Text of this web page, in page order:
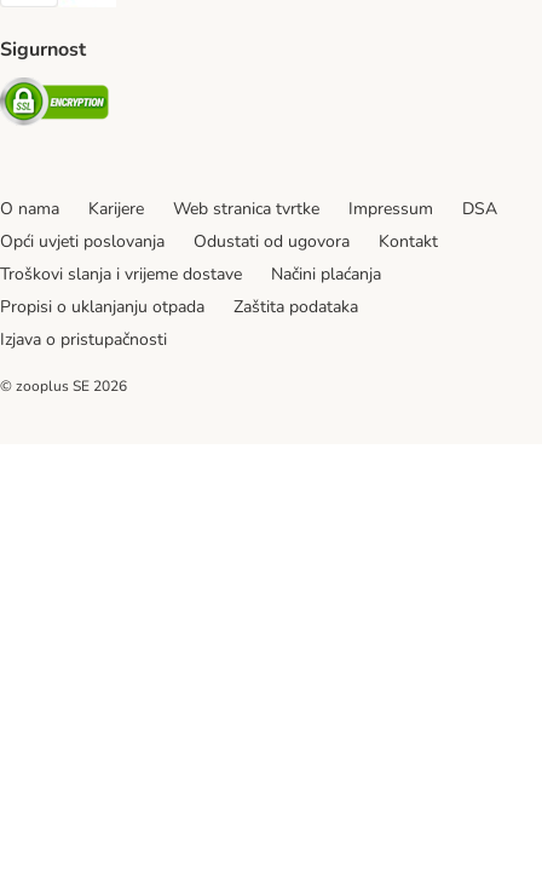
Sigurnost
Security
O nama Karijere Web stranica tvrtke Impressum
DSA
Opći uvjeti poslovanja
Odustati od ugovora
Kontakt
Troškovi slanja i vrijeme dostave
Načini plaćanja
Propisi o uklanjanju otpada
Zaštita podataka
Izjava o pristupačnosti
© zooplus SE 2026